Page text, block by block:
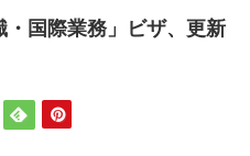
・国際業務」ビザ、更新